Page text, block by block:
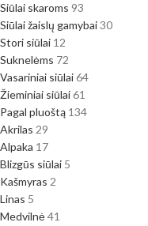
Siūlai skaroms 93
Siūlai žaislų gamybai30
Stori siūlai 12
Suknelėms 72
Vasariniai siūlai64
Žieminiai siūlai61
Pagal pluoštą 134
Akrilas 29
Alpaka 17
Blizgūs siūlai 5
Kašmyras 2
Linas 5
Medvilnė41